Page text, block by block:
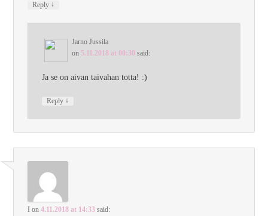
Reply ↓
Jarno Jussila
on 5.11.2018 at 00:30 said:
Ja se on aivan taivahan totta! :)
Reply ↓
I on4.11.2018 at 14:33 said: